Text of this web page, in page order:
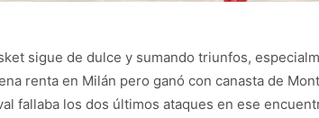
sigue de dulce y sumando triunfos,
renta en Milán pero ganó con canasta de
fallaba los dos últimos ataques en ese